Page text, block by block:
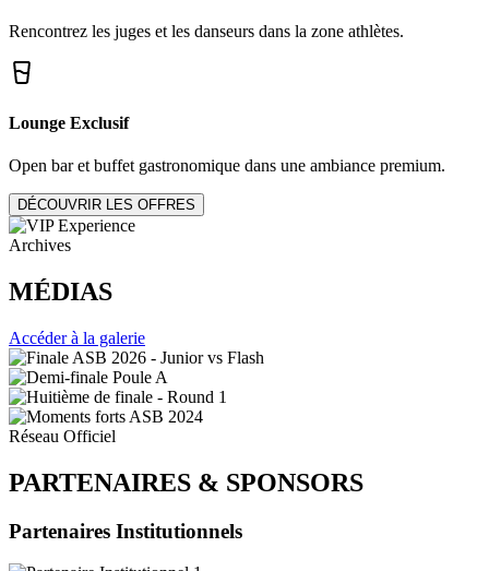
Rencontrez les juges et les danseurs dans la zone athlètes.
Lounge Exclusif
Open bar et buffet gastronomique dans une ambiance premium.
DÉCOUVRIR LES OFFRES
Archives
MÉDIAS
Accéder à la galerie
Réseau Officiel
PARTENAIRES & SPONSORS
Partenaires Institutionnels